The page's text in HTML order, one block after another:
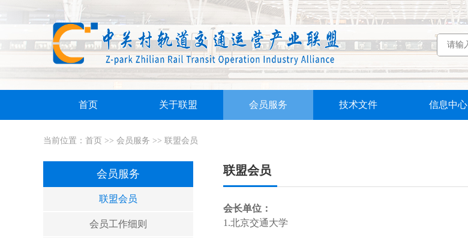
首页 关于联盟 会员服务 技术文件 信息中心
当前位置： 首页 >> 会员服务 >> 联盟会员
会员服务
联盟会员
会员工作细则
联盟会员
会长单位：
1.北京交通大学